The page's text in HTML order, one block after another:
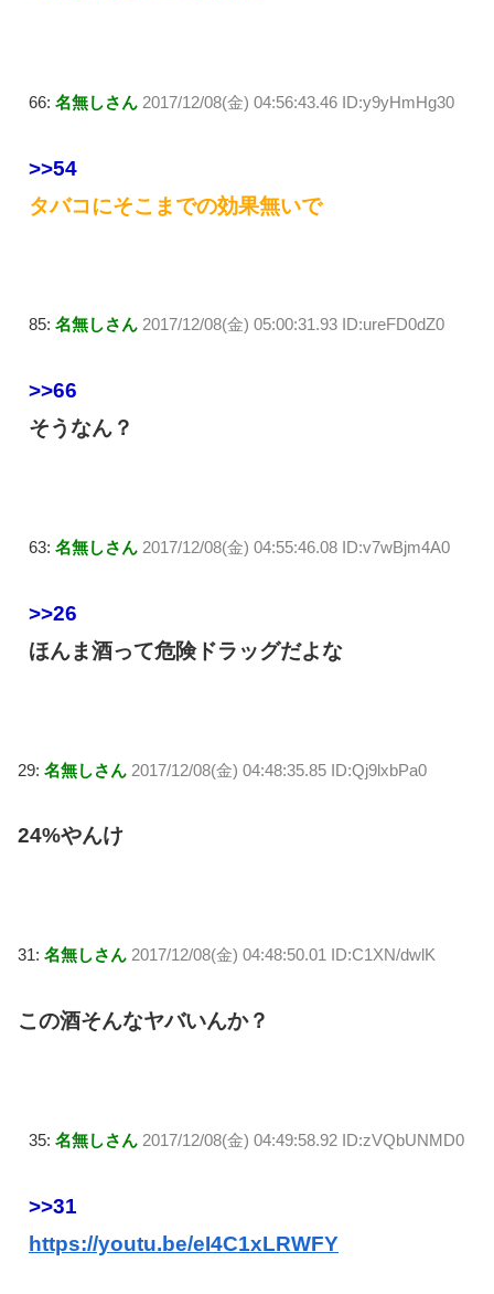
66: 名無しさん 2017/12/08(金) 04:56:43.46 ID:y9yHmHg30
>>54
タバコにそこまでの効果無いで
85: 名無しさん 2017/12/08(金) 05:00:31.93 ID:ureFD0dZ0
>>66
そうなん？
63: 名無しさん 2017/12/08(金) 04:55:46.08 ID:v7wBjm4A0
>>26
ほんま酒って危険ドラッグだよな
29: 名無しさん 2017/12/08(金) 04:48:35.85 ID:Qj9lxbPa0
24%やんけ
31: 名無しさん 2017/12/08(金) 04:48:50.01 ID:C1XN/dwlK
この酒そんなヤバいんか？
35: 名無しさん 2017/12/08(金) 04:49:58.92 ID:zVQbUNMD0
>>31
https://youtu.be/eI4C1xLRWFY